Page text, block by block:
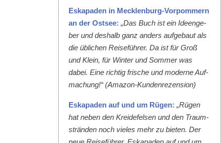
Eska­paden in Meck­len­burg-Vor­pom­mern
an der Ost­see: „Das Buch ist ein Ideenge­
ber und deshalb ganz anders aufge­baut als
die üblichen Reise­führer. Da ist für Groß
und Klein, für Win­ter und Som­mer was
dabei. Eine richtig frische und mod­erne Auf­
machung!“ (Ama­zon-Kun­den­rezen­sion)
Eska­paden auf und um Rügen: „Rügen
hat neben den Krei­de­felsen und den Traum­
strän­den noch vieles mehr zu bieten. Der